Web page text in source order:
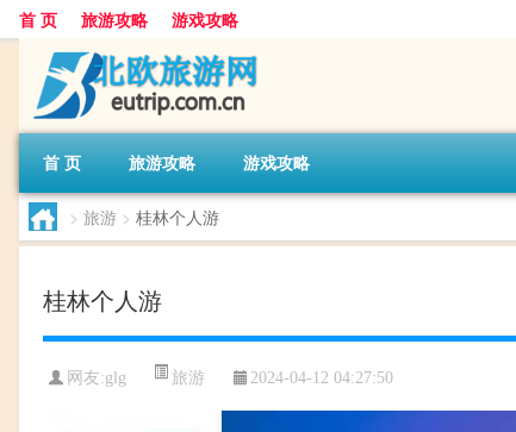
首 页 旅游攻略 游戏攻略
首 页 旅游攻略 游戏攻略
> 旅游 > 桂林个人游
桂林个人游
网友:glg 旅游 2024-04-12 04:27:50